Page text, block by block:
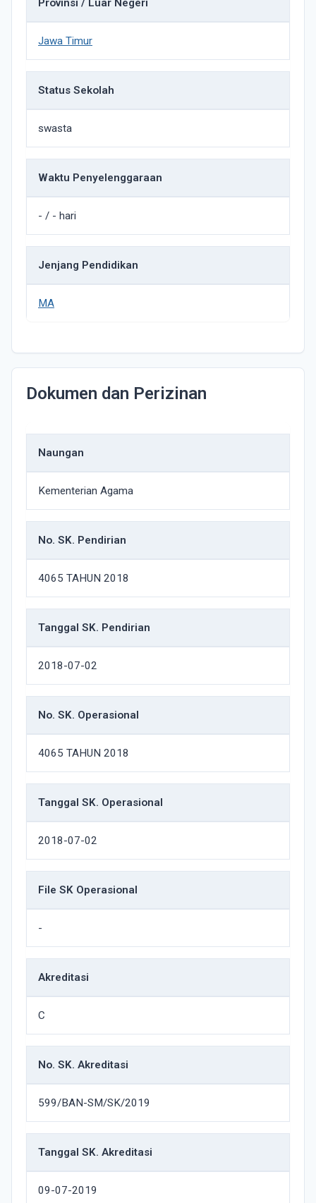
Provinsi / Luar Negeri
Jawa Timur
Status Sekolah
swasta
Waktu Penyelenggaraan
- / - hari
Jenjang Pendidikan
MA
Dokumen dan Perizinan
Naungan
Kementerian Agama
No. SK. Pendirian
4065 TAHUN 2018
Tanggal SK. Pendirian
2018-07-02
No. SK. Operasional
4065 TAHUN 2018
Tanggal SK. Operasional
2018-07-02
File SK Operasional
-
Akreditasi
C
No. SK. Akreditasi
599/BAN-SM/SK/2019
Tanggal SK. Akreditasi
09-07-2019